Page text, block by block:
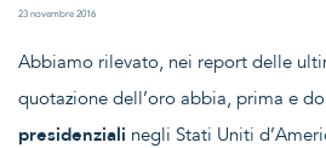
23 novembre 2016
Abbiamo rilevato, nei report delle
quotazione dell’oro abbia, prima e
presidenziali negli Stati Uniti